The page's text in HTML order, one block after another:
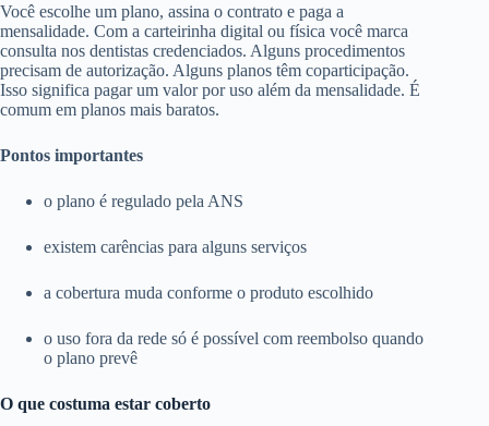
Você escolhe um plano, assina o contrato e paga a
mensalidade. Com a carteirinha digital ou física você marca
consulta nos dentistas credenciados. Alguns procedimentos
precisam de autorização. Alguns planos têm coparticipação.
Isso significa pagar um valor por uso além da mensalidade. É
comum em planos mais baratos.
Pontos importantes
o plano é regulado pela ANS
existem carências para alguns serviços
a cobertura muda conforme o produto escolhido
o uso fora da rede só é possível com reembolso quando
o plano prevê
O que costuma estar coberto